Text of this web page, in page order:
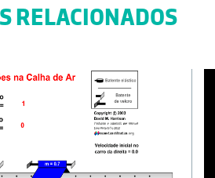
RELACIONADOS